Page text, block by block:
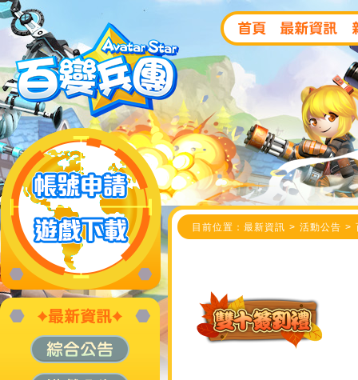
目前位置：最新資訊 > 活動公告